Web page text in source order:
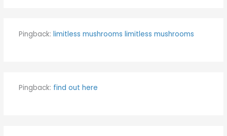
Pingback: limitless mushrooms limitless mushrooms
Pingback: find out here